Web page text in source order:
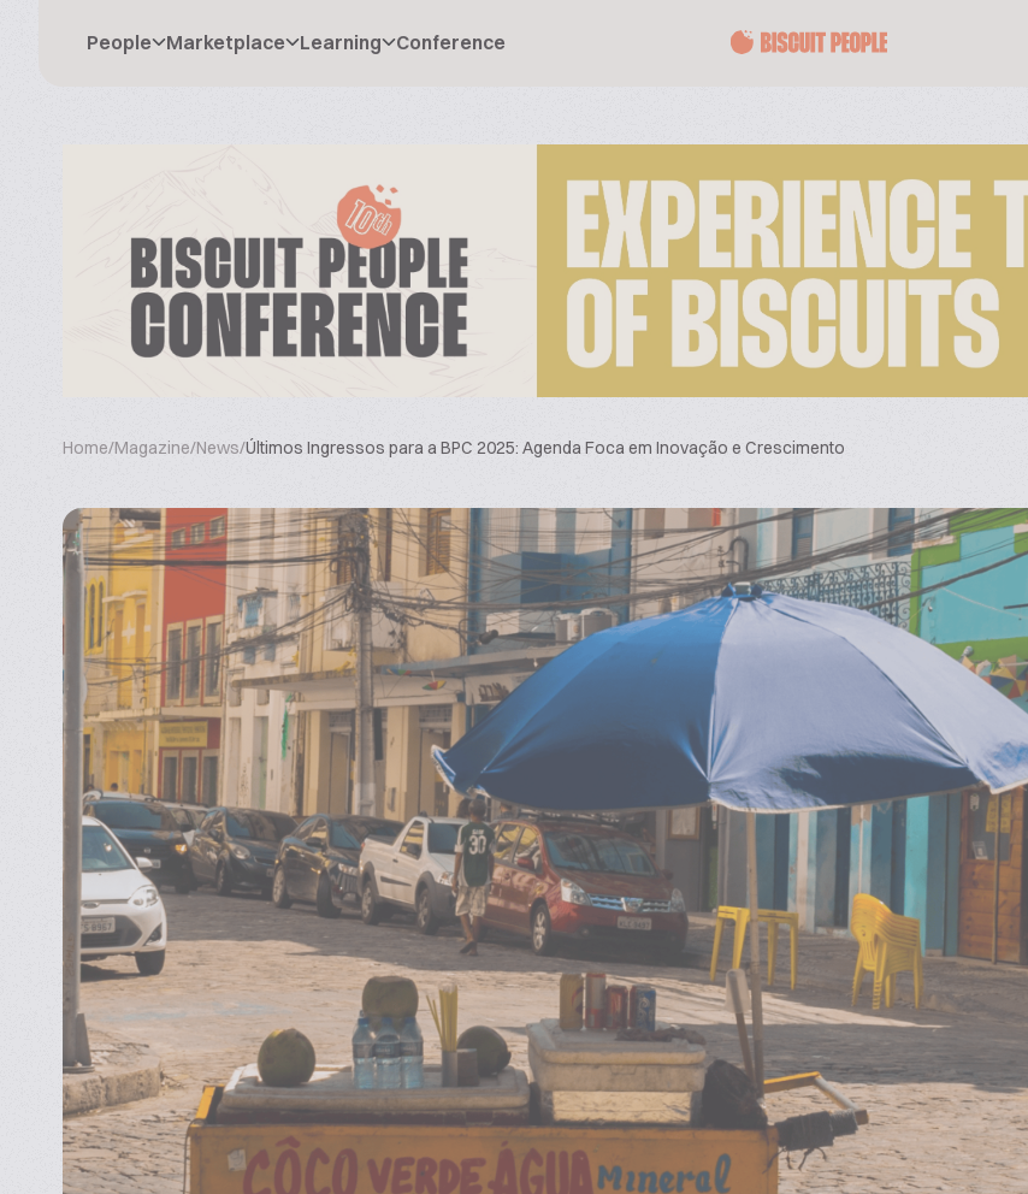
People Marketplace Learning Conference
Home/Magazine/News/Últimos Ingressos para a BPC 2025: Agenda Foca em Inovação e Crescimento